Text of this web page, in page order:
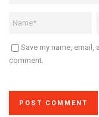
Save my name,
comment.